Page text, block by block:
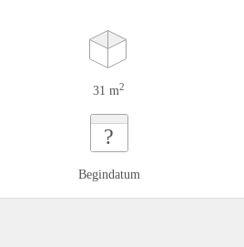
31 m2
?
Begindatum